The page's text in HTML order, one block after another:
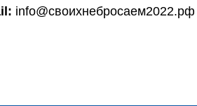
info@своихнебросаем2022.рф